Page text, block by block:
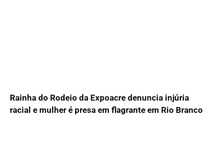
Rainha do Rodeio da Expoacre denuncia injúria
racial e mulher é presa em flagrante em Rio Branco